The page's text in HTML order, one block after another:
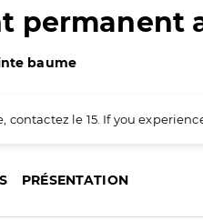
permanent
baume
contactez le 15. If you
PRÉSENTATION